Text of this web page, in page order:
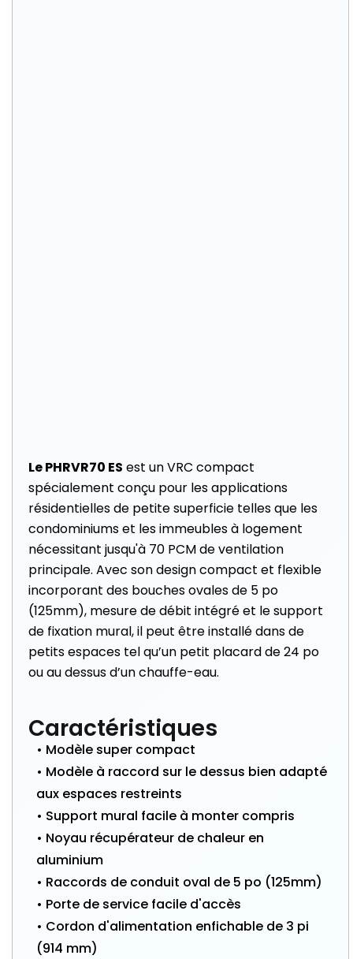
Le PHRVR70 ES est un VRC compact
spécialement conçu pour les applications
résidentielles de petite superficie telles que les
condominiums et les immeubles à logement
nécessitant jusqu'à 70 PCM de ventilation
principale. Avec son design compact et flexible
incorporant des bouches ovales de 5 po
(125mm), mesure de débit intégré et le support
de fixation mural, il peut être installé dans de
petits espaces tel qu’un petit placard de 24 po
ou au dessus d’un chauffe-eau.
Caractéristiques
• Modèle super compact
• Modèle à raccord sur le dessus bien adapté
aux espaces restreints
• Support mural facile à monter compris
• Noyau récupérateur de chaleur en
aluminium
• Raccords de conduit oval de 5 po (125mm)
• Porte de service facile d'accès
• Cordon d'alimentation enfichable de 3 pi
(914 mm)